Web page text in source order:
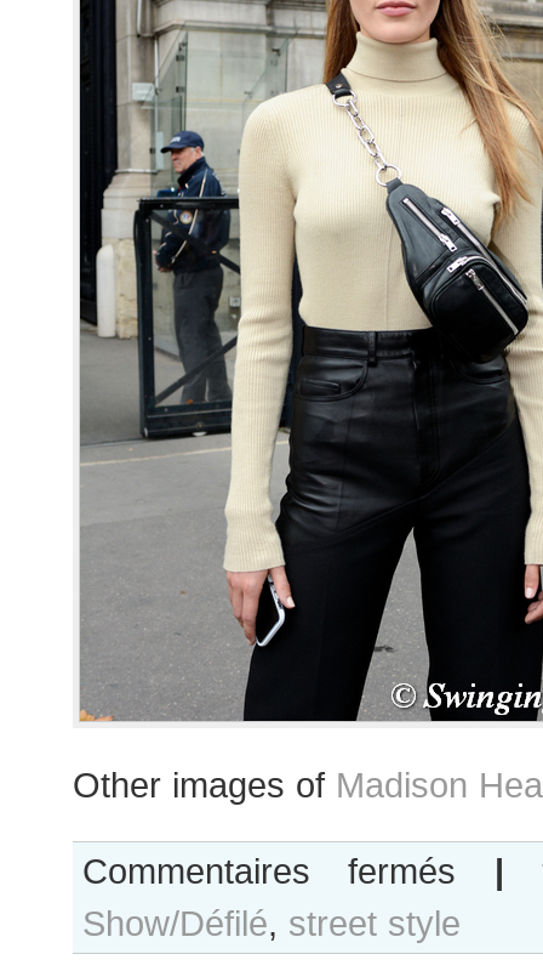
Other images of Madison
Commentaires fermés Madison
Headrick
after
|
Show/Défilé, street style